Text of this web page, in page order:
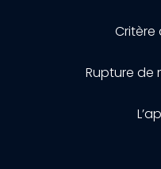
Rupture de